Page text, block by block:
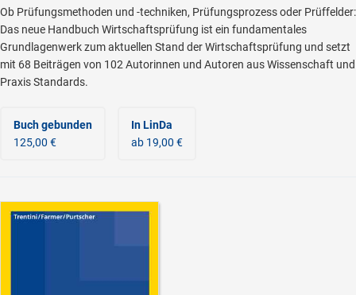
Ob Prüfungsmethoden und -techniken, Prüfungsprozess oder Prüffelder:
Das neue Handbuch Wirtschaftsprüfung ist ein fundamentales
Grundlagenwerk zum aktuellen Stand der Wirtschaftsprüfung und setzt
mit 68 Beiträgen von 102 Autorinnen und Autoren aus Wissenschaft und
Praxis Standards.
Buch gebunden
125,00 €
In LinDa
ab 19,00 €